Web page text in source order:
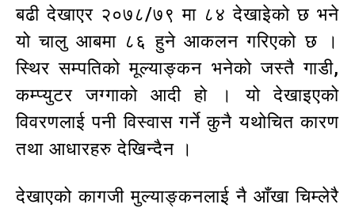
बढी देखाएर २०७८/७९ मा ८४ देखाइेको छ भने
यो चालु आबमा ८६ हुने आकलन गरिएको छ ।
स्थिर सम्पतिको मूल्याङ्कन भनेको जस्तै गाडी,
कम्प्युटर जग्गाको आदी हो । यो देखाइएको
विवरणलाई पनी विस्वास गर्ने कुनै यथोचित कारण
तथा आधारहरु देखिन्दैन ।
देखाएको कागजी मुल्याङ्कनलाई नै आँखा चिम्लेरै